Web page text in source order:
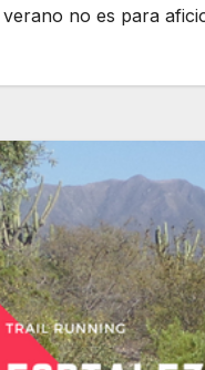
verano no es para